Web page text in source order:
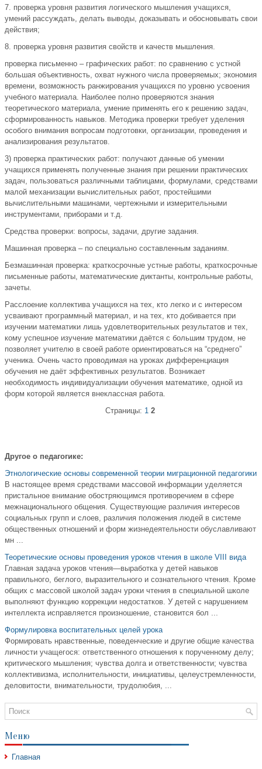
7. проверка уровня развития логического мышления учащихся,
умений рассуждать, делать выводы, доказывать и обосновывать свои
действия;
8. проверка уровня развития свойств и качеств мышления.
проверка письменно – графических работ: по сравнению с устной
большая объективность, охват нужного числа проверяемых; экономия
времени, возможность ранжирования учащихся по уровню усвоения
учебного материала. Наиболее полно проверяются знания
теоретического материала, умение применять его к решению задач,
сформированность навыков. Методика проверки требует уделения
особого внимания вопросам подготовки, организации, проведения и
анализирования результатов.
3) проверка практических работ: получают данные об умении
учащихся применять полученные знания при решении практических
задач, пользоваться различными таблицами, формулами, средствами
малой механизации вычислительных работ, простейшими
вычислительными машинами, чертежными и измерительными
инструментами, приборами и т.д.
Средства проверки: вопросы, задачи, другие задания.
Машинная проверка – по специально составленным заданиям.
Безмашинная проверка: краткосрочные устные работы, краткосрочные
письменные работы, математические диктанты, контрольные работы,
зачеты.
Расслоение коллектива учащихся на тех, кто легко и с интересом
усваивают программный материал, и на тех, кто добивается при
изучении математики лишь удовлетворительных результатов и тех,
кому успешное изучение математики даётся с большим трудом, не
позволяет учителю в своей работе ориентироваться на “среднего”
ученика. Очень часто проводимая на уроках дифференциация
обучения не даёт эффективных результатов. Возникает
необходимость индивидуализации обучения математике, одной из
форм которой является внеклассная работа.
Страницы: 1 2
Другое о педагогике:
Этнологические основы современной теории миграционной педагогики
В настоящее время средствами массовой информации уделяется
пристальное внимание обостряющимся противоречием в сфере
межнационального общения. Существующие различия интересов
социальных групп и слоев, различия положения людей в системе
общественных отношений и форм жизнедеятельности обуславливают
мн ...
Теоретические основы проведения уроков чтения в школе VIII вида
Главная задача уроков чтения—выработка у детей навыков
правильного, беглого, выразительного и сознательного чтения. Кроме
общих с массовой школой задач уроки чтения в специальной школе
выполняют функцию коррекции недостатков. У детей с нарушением
интеллекта исправляется произношение, становится бол ...
Формулировка воспитательных целей урока
Формировать нравственные, поведенческие и другие общие качества
личности учащегося: ответственного отношения к порученному делу;
критического мышления; чувства долга и ответственности; чувства
коллективизма, исполнительности, инициативы, целеустремленности,
деловитости, внимательности, трудолюбия, ...
Меню
Главная